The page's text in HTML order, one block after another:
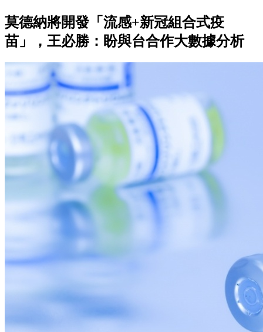
莫德納將開發「流感+新冠組合式疫
苗」，王必勝：盼與台合作大數據分析